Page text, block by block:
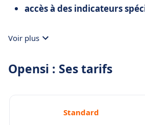
accès à des indicateurs
Voir plus
Opensi : Ses tarifs
Standard